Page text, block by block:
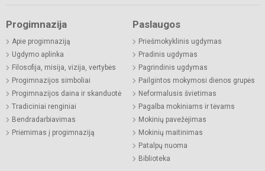
Progimnazija
Apie progimnaziją
Ugdymo aplinka
Filosofija, misija, vizija, vertybės
Progimnazijos simboliai
Progimnazijos daina ir skanduotė
Tradiciniai renginiai
Bendradarbiavimas
Priėmimas į progimnaziją
Paslaugos
Priešmokyklinis ugdymas
Pradinis ugdymas
Pagrindinis ugdymas
Pailgintos mokymosi dienos grupės
Neformalusis švietimas
Pagalba mokiniams ir tėvams
Mokinių pavežėjimas
Mokinių maitinimas
Patalpų nuoma
Biblioteka